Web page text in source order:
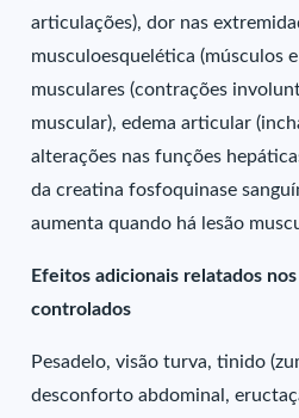
articulações), dor nas
musculoesquelética (músculos
musculares (contrações
muscular), edema articular
alterações nas funções
da creatina fosfoquinase
aumenta quando há lesão
Efeitos adicionais relatados
controlados
Pesadelo, visão turva, tinido
desconforto abdominal,